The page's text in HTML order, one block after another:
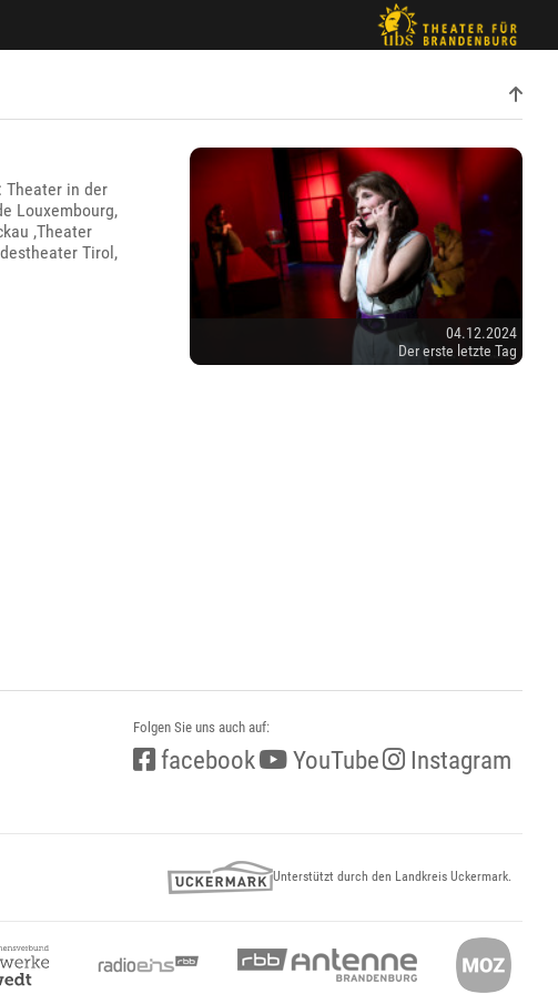
Theater in der
Louxembourg,
,Theater
Tirol,
04.12.2024
Der erste letzte Tag
Folgen Sie uns auch auf:
facebook YouTube Instagram
Unterstützt durch den Landkreis Uckermark.